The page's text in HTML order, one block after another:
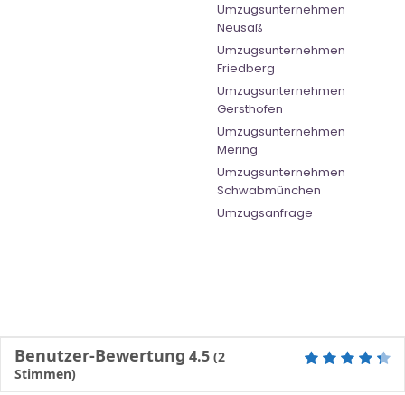
Umzugsunternehmen
Neusäß
Umzugsunternehmen
Friedberg
Umzugsunternehmen
Gersthofen
Umzugsunternehmen
Mering
Umzugsunternehmen
Schwabmünchen
Umzugsanfrage
Benutzer-Bewertung 4.5 (2
Stimmen)